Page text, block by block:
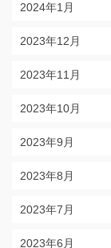
2024年1月
2023年12月
2023年11月
2023年10月
2023年9月
2023年8月
2023年7月
2023年6月